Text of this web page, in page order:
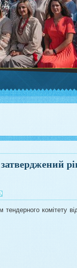
затверджений
тендерного комітету